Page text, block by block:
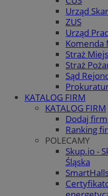
Urząd
ZUS
Urząd
Komenda
Straż
Straż
Sąd
KATALOG FIRM
KATALOG FIRM
Dodaj
Ranking
POLECAMY
Skup.io -
Śląska